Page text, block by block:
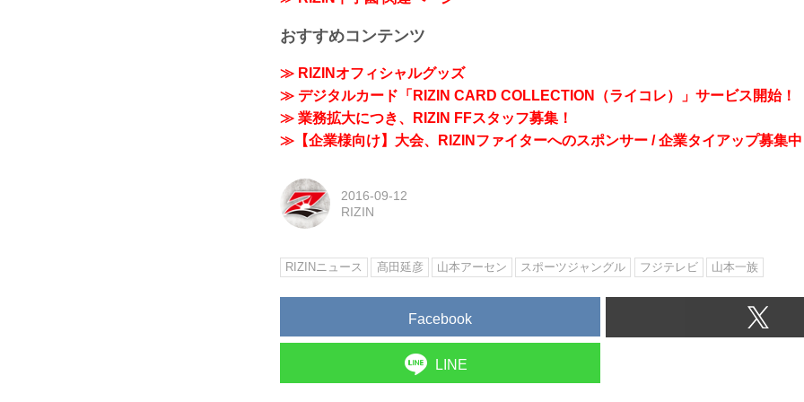
おすすめコンテンツ
≫ RIZINオフィシャルグッズ
≫ デジタルカード「RIZIN CARD COLLECTION（ライコレ）」サービス開始！
≫ 業務拡大につき、RIZIN FFスタッフ募集！
≫【企業様向け】大会、RIZINファイターへのスポンサー / 企業タイアップ募集
2016-09-12
RIZIN
RIZINニュース 髙田延彦 山本アーセン スポーツジャングル フジテレビ 山本一族
Facebook
LINE